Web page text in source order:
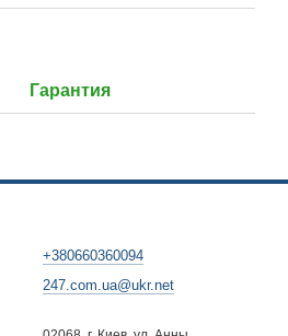
Гарантия
+380660360094
247.com.ua@ukr.net